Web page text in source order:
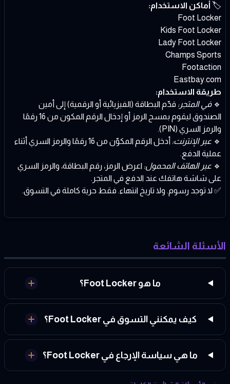
🏷️ أماكن الاستخدام:
Foot Locker
Kids Foot Locker
Lady Foot Locker
Champs Sports
Footaction
Eastbay.com
طريقة الاستخدام:
🔹في المتجر: قدّم البطاقة (الفيزيائية أو الرقمية) إلى أمين
الصندوق ليقوم بمسح الرمز أو إدخال الرقم المكون من 16 رقمًا
والرمز السري (PIN).
🔹 عبر الإنترنت:
أدخل الرقم المكوّن من 16 رقمًا والرمز السري أثناء
عملية الدفع.
🔹 عبر الهاتف المحمول: اعرض الرمز، رقم البطاقة، والرمز السري
على شاشة هاتفك عند الدفع في المتجر.
✅ لا توجد رسوم. ولا تاريخ انتهاء. فقط حرية كاملة في التسوق.
الأسئلة الشائعة
ما هو Foot Locker؟
كيف يمكنني التسوق في Foot Locker؟
ما هي سياسة الإرجاع في Foot Locker؟